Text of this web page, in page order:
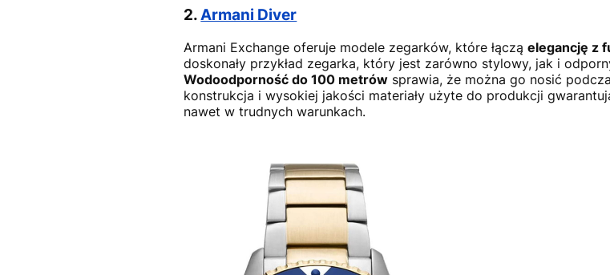
2.Armani Diver
Armani Exchange oferuje modele zegarków, które łącząelegancję z
doskonały przykład zegarka, który jest zarówno stylowy, jak i
Wodoodporność do 100 metrów sprawia, że można go nosić
konstrukcja i wysokiej jakości materiały użyte do produkcji
nawet w trudnych warunkach.